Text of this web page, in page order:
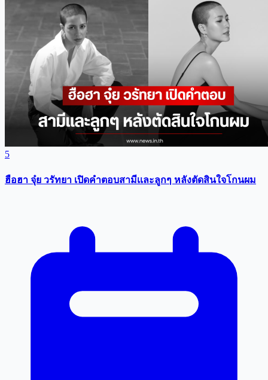
5
ฮือฮา จุ๋ย วรัทยา เปิดคำตอบสามีเเละลูกๆ หลังตัดสินใจโกนผม